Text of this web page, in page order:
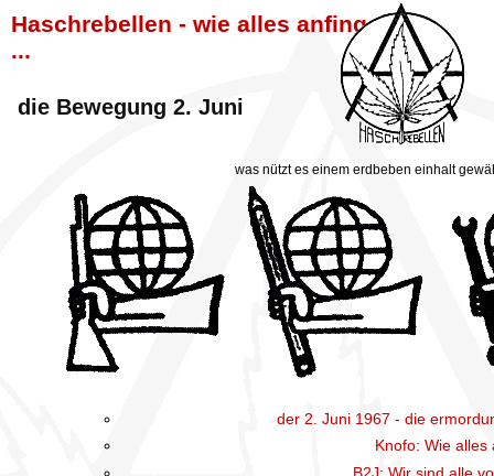
Haschrebellen - wie alles anfing
...
die Bewegung 2. Juni
was nützt es einem erdbeben einhalt
der 2. Juni 1967 - die
Knofo: Wie alles